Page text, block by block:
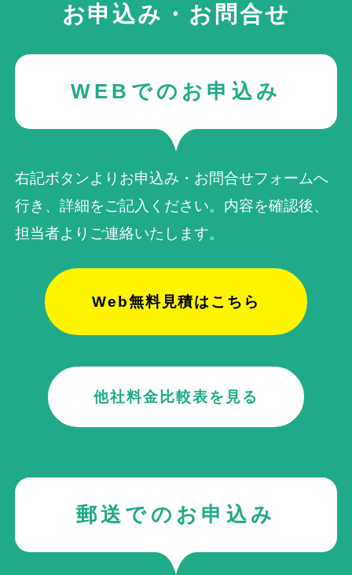
お申込み・お問合せ
WEBでのお申込み
右記ボタンよりお申込み・お問合せフォームへ
行き、詳細をご記入ください。内容を確認後、
担当者よりご連絡いたします。
Web無料見積はこちら
他社料金比較表を見る
郵送でのお申込み